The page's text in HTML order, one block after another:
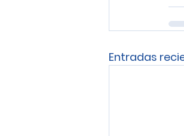
Entradas